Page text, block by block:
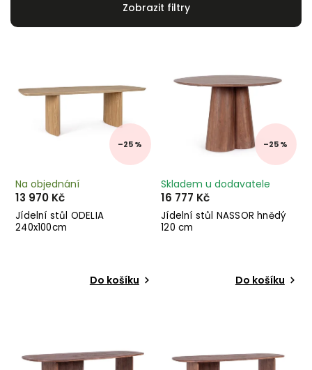
–25 %
Jídelní stůl ODELIA
240x100cm
Na objednání
13 970 Kč
Do košíku
–25 %
Jídelní stůl NASSOR hnědý
120 cm
Skladem u dodavatele
16 777 Kč
Do košíku